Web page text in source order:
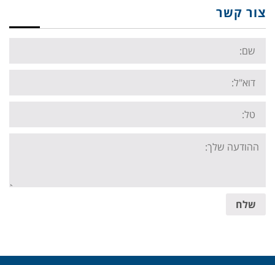
צור קשר
Name:
Email:
Tel:
Your
message:
שלח